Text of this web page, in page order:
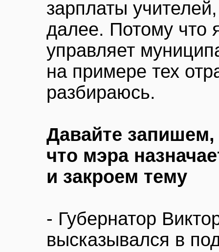
зарплаты
далее. Потому что
управляет
на примере тех
разбираюсь.
Давайте запишем,
что мэра
и закроем тему
- Губернатор
высказывался в